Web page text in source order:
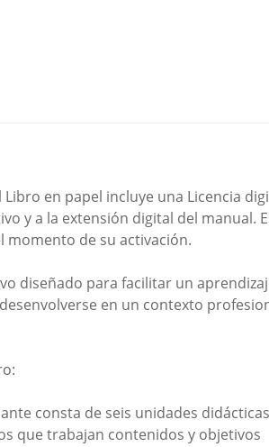
en papel incluye una Licencia
y a la extensión digital del
momento de su activación.
diseñado para facilitar un
en un contexto
consta de seis unidades
que trabajan contenidos y objetivos